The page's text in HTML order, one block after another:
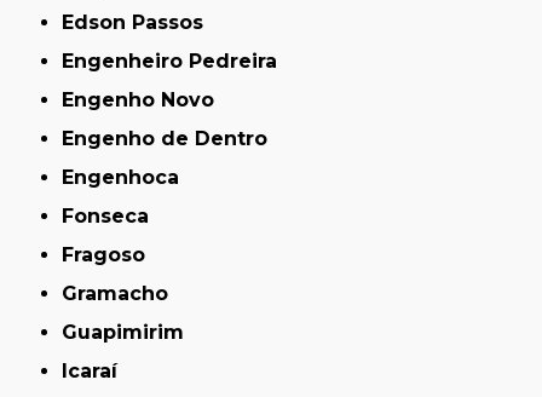
Edson Passos
Engenheiro Pedreira
Engenho Novo
Engenho de Dentro
Engenhoca
Fonseca
Fragoso
Gramacho
Guapimirim
Icaraí